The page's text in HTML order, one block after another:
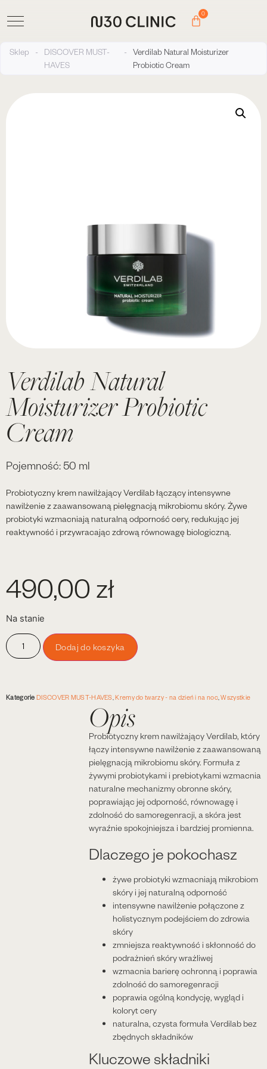
0
Sklep -
DISCOVER MUST-
HAVES
-
Verdilab Natural Moisturizer
Probiotic Cream
Verdilab Natural
Moisturizer Probiotic
Cream
Pojemność: 50 ml
Probiotyczny krem nawilżający Verdilab łączący intensywne
nawilżenie z zaawansowaną pielęgnacją mikrobiomu skóry. Żywe
probiotyki wzmacniają naturalną odporność cery, redukując jej
reaktywność i przywracając zdrową równowagę biologiczną.
490,00zł
Na stanie
Dodaj do koszyka
Kategorie DISCOVER MUST-HAVES,Kremy do twarzy - na dzień i na noc,Wszystkie
Opis
Probiotyczny krem nawilżający Verdilab, który
łączy intensywne nawilżenie z zaawansowaną
pielęgnacją mikrobiomu skóry. Formuła z
żywymi probiotykami i prebiotykami wzmacnia
naturalne mechanizmy obronne skóry,
poprawiając jej odporność, równowagę i
zdolność do samoregenracji, a skóra jest
wyraźnie spokojniejsza i bardziej promienna.
Dlaczego je pokochasz
żywe probiotyki wzmacniają mikrobiom
skóry i jej naturalną odporność
intensywne nawilżenie połączone z
holistycznym podejściem do zdrowia
skóry
zmniejsza reaktywność i skłonność do
podrażnień skóry wrażliwej
wzmacnia barierę ochronną i poprawia
zdolność do samoregenracji
poprawia ogólną kondycję, wygląd i
koloryt cery
naturalna, czysta formuła Verdilab bez
zbędnych składników
Kluczowe składniki